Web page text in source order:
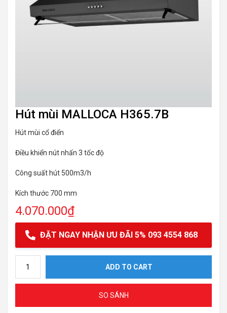
Hút mùi MALLOCA H365.7B
Hút mùi cổ điển
Điều khiển nút nhấn 3 tốc độ
Công suất hút 500m3/h
Kích thước 700 mm
4.070.000₫
ĐẶT NGAY NHẬN ƯU ĐÃI 5% 093 4554 868
ADD TO CART
SO SÁNH